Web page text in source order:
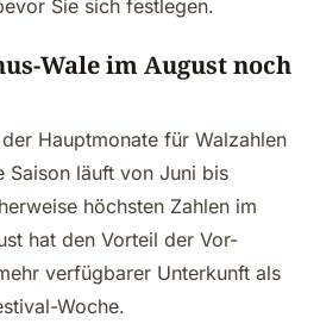
Sie sich festlegen.
Wale im August noch
Hauptmonate für Walzahlen
Saison läuft von Juni bis
höchsten Zahlen im
hat den Vorteil der Vor-
verfügbarer Unterkunft als
Woche.